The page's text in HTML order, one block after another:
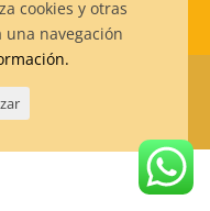
Contacto
cookies y otras
navegación